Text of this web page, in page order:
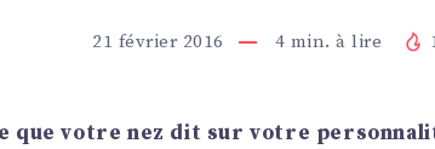
21 février 2016 4 min. à lire
que votre nez dit sur votre